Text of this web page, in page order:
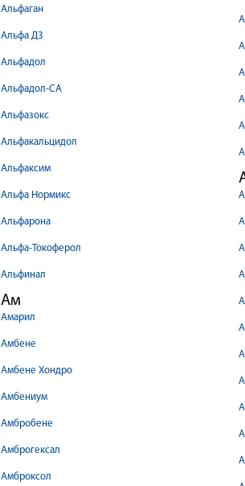
Альфаган
Альфа Д3
Альфадол
Альфадол-СА
Альфазокс
Альфакальцидол
Альфаксим
Альфа Нормикс
Альфарона
Альфа-Токоферол
Альфинал
Ам
Амарил
Амбене
Амбене Хондро
Амбениум
Амбробене
Амброгексал
Амброксол